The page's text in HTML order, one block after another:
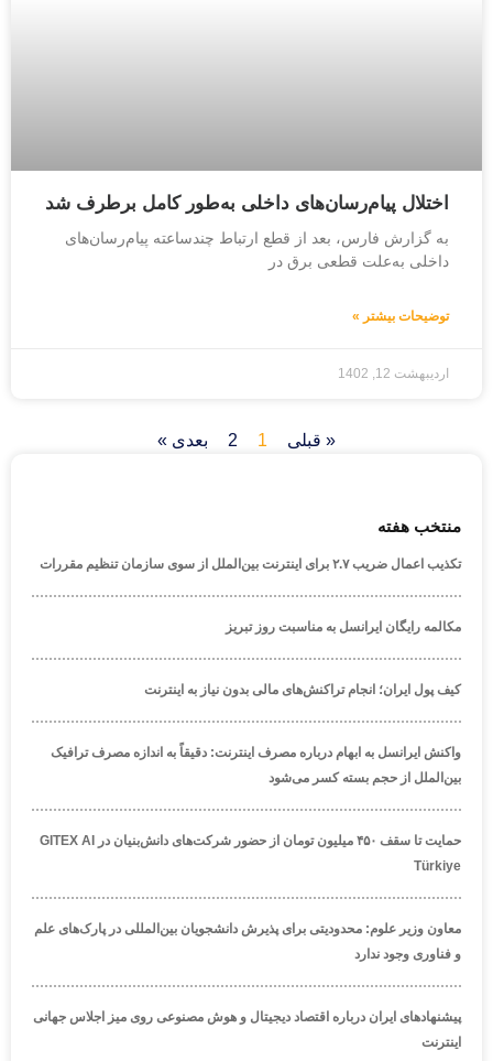
اختلال پیام‌رسان‌های داخلی به‌طور کامل برطرف شد
به گزارش فارس، بعد از قطع ارتباط چندساعته پیام‌رسان‌های
داخلی به‌علت قطعی برق در
توضیحات بیشتر »
اردیبهشت 12, 1402
« قبلی 1
2 بعدی »
منتخب هفته
تکذیب اعمال ضریب ۲.۷ برای اینترنت بین‌الملل از سوی سازمان تنظیم مقررات
مکالمه رایگان ایرانسل به مناسبت روز تبریز
کیف پول ایران؛ انجام تراکنش‌های مالی بدون نیاز به اینترنت
واکنش ایرانسل به ابهام درباره مصرف اینترنت: دقیقاً به اندازه مصرف ترافیک
بین‌الملل از حجم بسته کسر می‌شود
حمایت تا سقف ۴۵۰ میلیون تومان از حضور شرکت‌های دانش‌بنیان در GITEX AI
Türkiye
معاون وزیر علوم: محدودیتی برای پذیرش دانشجویان بین‌المللی در پارک‌های علم
و فناوری وجود ندارد
پیشنهادهای ایران درباره اقتصاد دیجیتال و هوش مصنوعی روی میز اجلاس جهانی
اینترنت